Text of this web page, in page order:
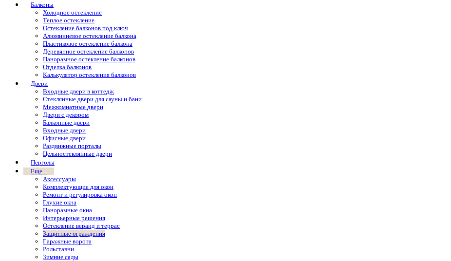
Балконы
Холодное остекление
Теплое остекление
Остекление балконов под ключ
Алюминиевое остекление балкона
Пластиковое остекление балкона
Деревянное остекление балконов
Панорамное остекление балконов
Отделка балконов
Калькулятор остекления балконов
Двери
Входные двери в коттедж
Стеклянные двери для сауны и бани
Межкомнатные двери
Двери с декором
Балконные двери
Входные двери
Офисные двери
Раздвижные порталы
Цельностеклянные двери
Перголы
Еще...
Аксессуары
Комплектующие для окон
Ремонт и регулировка окон
Глухие окна
Панорамные окна
Интерьерные решения
Остекление веранд и террас
Защитные ограждения
Гаражные ворота
Рольставни
Зимние сады